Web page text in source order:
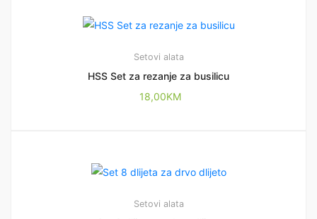
Setovi alata
HSS Set za rezanje za busilicu
18,00KM
Setovi alata